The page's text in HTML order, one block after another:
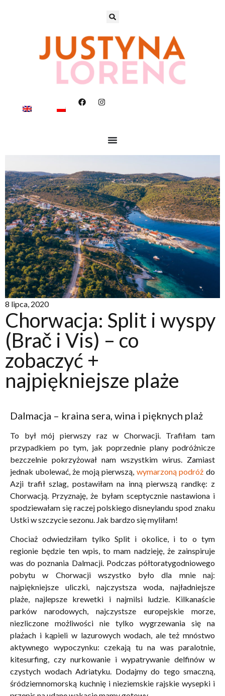
8 lipca, 2020
Chorwacja: Split i wyspy
(Brač i Vis) – co
zobaczyć +
najpiękniejsze plaże
Dalmacja – kraina sera, wina i pięknych plaż
To był mój pierwszy raz w Chorwacji. Trafiłam tam
przypadkiem po tym, jak poprzednie plany podróżnicze
bezczelnie pokrzyżował nam wszystkim wirus. Zamiast
jednak ubolewać, że moją pierwszą, wymarzoną podróż do
Azji trafił szlag, postawiłam na inną pierwszą randkę: z
Chorwacją. Przyznaję, że byłam sceptycznie nastawiona i
spodziewałam się raczej polskiego disneylandu spod znaku
Ustki w szczycie sezonu. Jak bardzo się myliłam!
Chociaż odwiedziłam tylko Split i okolice, i to o tym
regionie będzie ten wpis, to mam nadzieję, że zainspiruje
was do poznania Dalmacji. Podczas półtoratygodniowego
pobytu w Chorwacji wszystko było dla mnie naj:
najpiękniejsze uliczki, najczystsza woda, najładniejsze
plaże, najlepsze krewetki i najmilsi ludzie. Kilkanaście
parków narodowych, najczystsze europejskie morze,
niezliczone możliwości nie tylko wygrzewania się na
plażach i kąpieli w lazurowych wodach, ale też mnóstwo
aktywnego wypoczynku: czekają tu na was paralotnie,
kitesurfing, czy nurkowanie i wypatrywanie delfinów w
czystych wodach Adriatyku. Dodajmy do tego smaczną,
śródziemnomorską kuchnię i nieziemskie rajskie wysepki i